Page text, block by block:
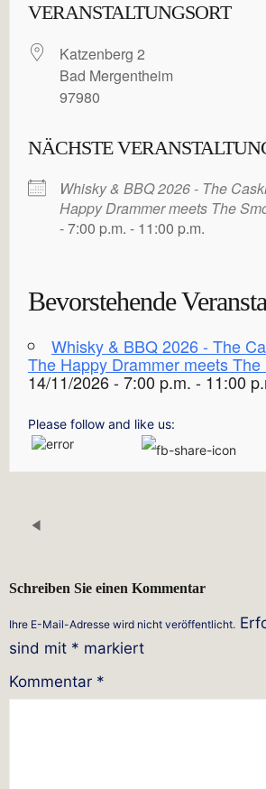
VERANSTALTUNGSORT
Katzenberg 2
Bad Mergentheim
97980
NÄCHSTE
Whisky & BBQ 2026 - The
Happy Drammer meets The
- 7:00 p.m. - 11:00 p.m.
Bevorstehende
Whisky & BBQ 2026 - The
The Happy Drammer meets The
14/11/2026 - 7:00 p.m. - 11:00
Please follow and like us:
Schreiben Sie einen Kommentar
Ihre E-Mail-Adresse wird nicht veröffentlicht.
sind mit * markiert
Kommentar *